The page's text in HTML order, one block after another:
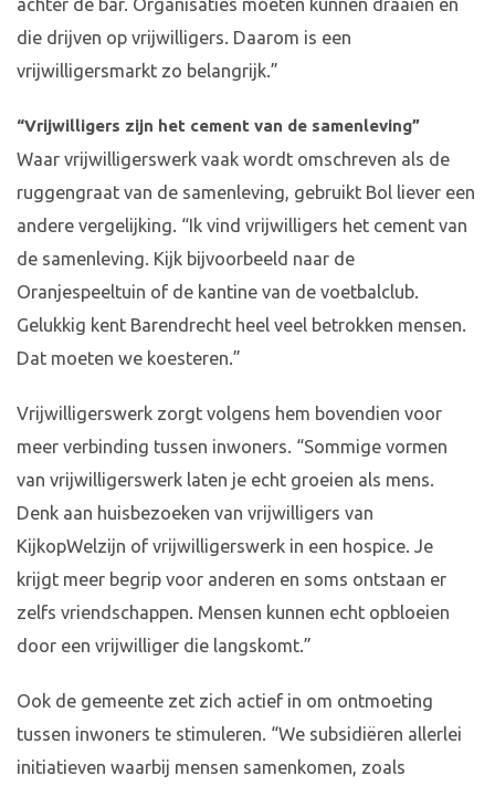
achter de bar. Organisaties moeten kunnen draaien en
die drijven op vrijwilligers. Daarom is een
vrijwilligersmarkt zo belangrijk.”
“Vrijwilligers zijn het cement van de samenleving”
Waar vrijwilligerswerk vaak wordt omschreven als de
ruggengraat van de samenleving, gebruikt Bol liever een
andere vergelijking. “Ik vind vrijwilligers het cement van
de samenleving. Kijk bijvoorbeeld naar de
Oranjespeeltuin of de kantine van de voetbalclub.
Gelukkig kent Barendrecht heel veel betrokken mensen.
Dat moeten we koesteren.”
Vrijwilligerswerk zorgt volgens hem bovendien voor
meer verbinding tussen inwoners. “Sommige vormen
van vrijwilligerswerk laten je echt groeien als mens.
Denk aan huisbezoeken van vrijwilligers van
KijkopWelzijn of vrijwilligerswerk in een hospice. Je
krijgt meer begrip voor anderen en soms ontstaan er
zelfs vriendschappen. Mensen kunnen echt opbloeien
door een vrijwilliger die langskomt.”
Ook de gemeente zet zich actief in om ontmoeting
tussen inwoners te stimuleren. “We subsidiëren allerlei
initiatieven waarbij mensen samenkomen, zoals